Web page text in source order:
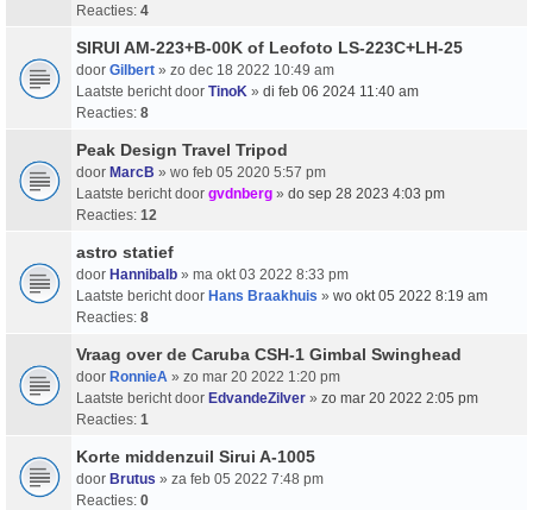
Reacties: 4
SIRUI AM-223+B-00K of Leofoto LS-223C+LH-25
door Gilbert » zo dec 18 2022 10:49 am
Laatste bericht door TinoK » di feb 06 2024 11:40 am
Reacties: 8
Peak Design Travel Tripod
door MarcB » wo feb 05 2020 5:57 pm
Laatste bericht door gvdnberg » do sep 28 2023 4:03 pm
Reacties: 12
astro statief
door Hannibalb » ma okt 03 2022 8:33 pm
Laatste bericht door Hans Braakhuis » wo okt 05 2022 8:19 am
Reacties: 8
Vraag over de Caruba CSH-1 Gimbal Swinghead
door RonnieA » zo mar 20 2022 1:20 pm
Laatste bericht door EdvandeZilver » zo mar 20 2022 2:05 pm
Reacties: 1
Korte middenzuil Sirui A-1005
door Brutus » za feb 05 2022 7:48 pm
Reacties: 0